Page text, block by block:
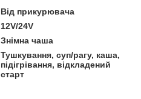
Від прикурювача
12V/24V
Знімна чаша
Тушкування, суп/рагу, каша,
підігрівання, відкладений
старт